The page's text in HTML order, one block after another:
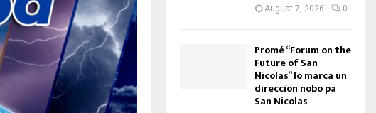
August 7, 2026 0
Promé “Forum on the
Future of San
Nicolas” lo marca un
direccion nobo pa
San Nicolas